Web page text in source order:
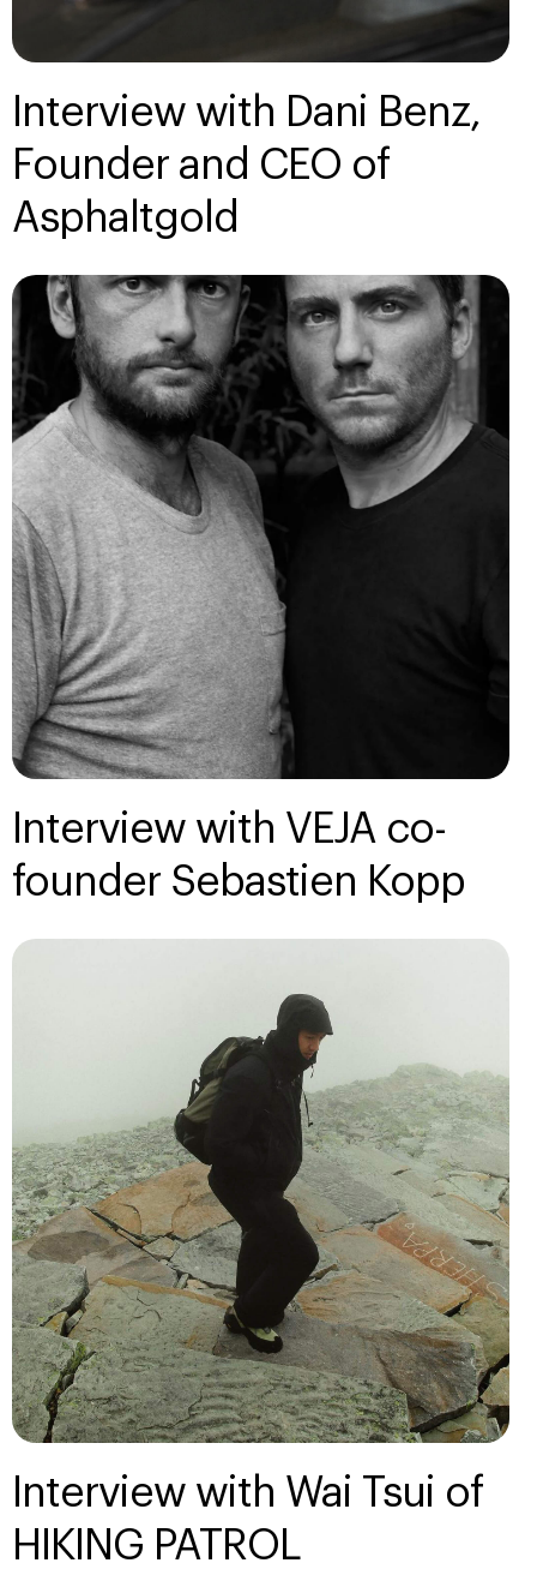
Interview with Dani Benz,
Founder and CEO of
Asphaltgold
Interview with VEJA co-
founder Sebastien Kopp
Interview with Wai Tsui of
HIKING PATROL